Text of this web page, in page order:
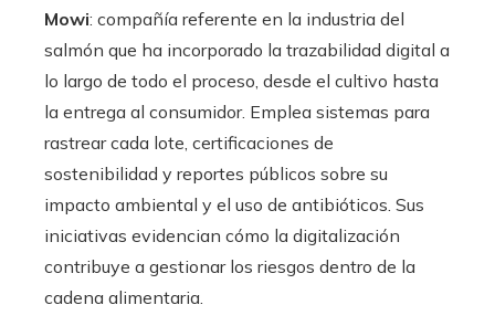
Mowi: compañía referente en la industria del
salmón que ha incorporado la trazabilidad digital a
lo largo de todo el proceso, desde el cultivo hasta
la entrega al consumidor. Emplea sistemas para
rastrear cada lote, certificaciones de
sostenibilidad y reportes públicos sobre su
impacto ambiental y el uso de antibióticos. Sus
iniciativas evidencian cómo la digitalización
contribuye a gestionar los riesgos dentro de la
cadena alimentaria.